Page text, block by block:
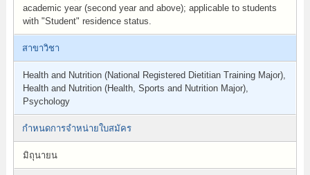
academic year (second year and above); applicable to students
with "Student" residence status.
สาขาวิชา
Health and Nutrition (National Registered Dietitian Training Major),
Health and Nutrition (Health, Sports and Nutrition Major),
Psychology
กำหนดการจำหน่ายใบสมัคร
มิถุนายน